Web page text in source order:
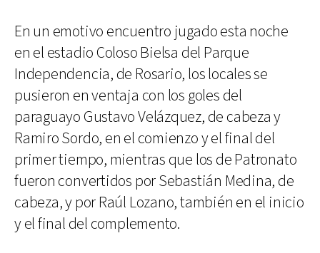
En un emotivo encuentro jugado esta noche
en el estadio Coloso Bielsa del Parque
Independencia, de Rosario, los locales se
pusieron en ventaja con los goles del
paraguayo Gustavo Velázquez, de cabeza y
Ramiro Sordo, en el comienzo y el final del
primer tiempo, mientras que los de Patronato
fueron convertidos por Sebastián Medina, de
cabeza, y por Raúl Lozano, también en el inicio
y el final del complemento.